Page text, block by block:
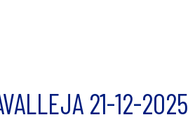
21-12-2025